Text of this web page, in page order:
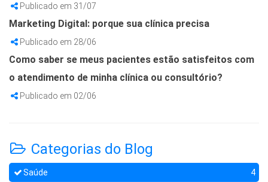
Publicado em 31/07
Marketing Digital: porque sua clínica precisa
Publicado em 28/06
Como saber se meus pacientes estão satisfeitos com
o atendimento de minha clínica ou consultório?
Publicado em 02/06
Categorias do Blog
Saúde 4